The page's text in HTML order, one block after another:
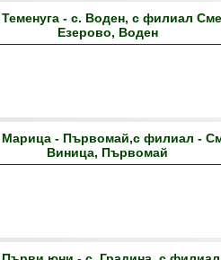
- с. Воден, с филиал
Езерово, Воден
- Първомай,с филиал -
Виница, Първомай